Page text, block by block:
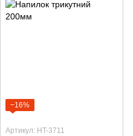
−16%
Артикул: HT-3711